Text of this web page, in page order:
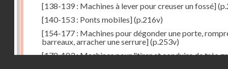
[138-139 : Machines à lever pour creuser un fossé]
[140-153 : Ponts mobiles](p.216v)
[154-177 : Machines pour dégonder une porte,
barreaux, arracher une serrure](p.253v)
[178-183 : Machines pour "tirer et conduire de très